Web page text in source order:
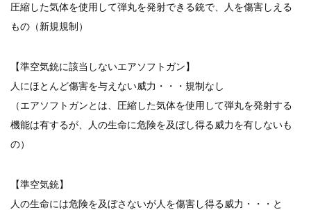
圧縮した気体を使用して弾丸を発射できる銃で、人を傷害しえる
もの（新規規制）
【準空気銃に該当しないエアソフトガン】
人にほとんど傷害を与えない威力・・・規制なし
（エアソフトガンとは、圧縮した気体を使用して弾丸を発射する
機能は有するが、人の生命に危険を及ぼし得る威力を有しないも
の）
【準空気銃】
人の生命には危険を及ぼさないが人を傷害し得る威力・・・と